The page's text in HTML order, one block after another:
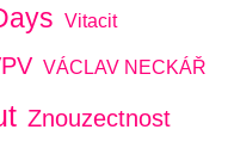
Vitacit
VÁCLAV NECKÁŘ
Znouzectnost